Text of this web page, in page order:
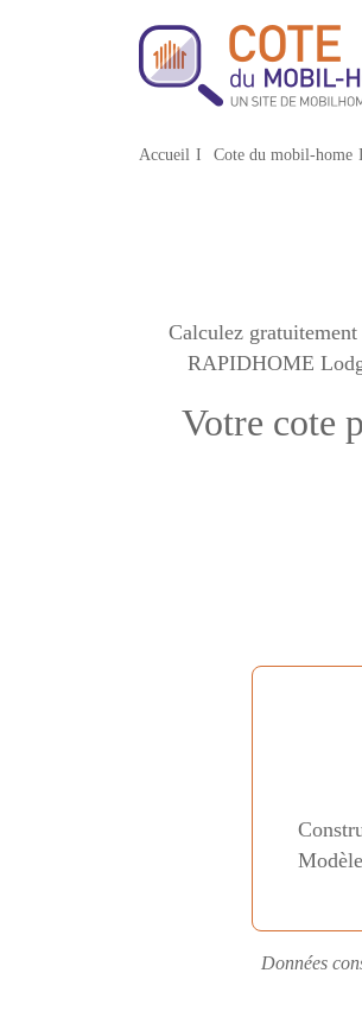
Accueil Cote du mobil-home
Calculez
RAPIDHOME
Votre cote
Données